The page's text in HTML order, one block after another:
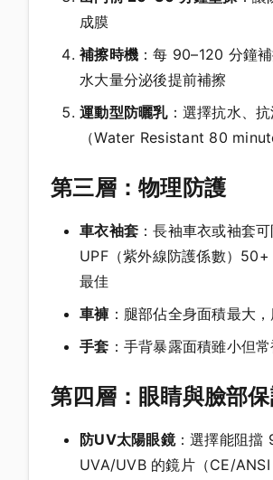
成膜
補擦時機 ：每 90–120 分鐘
水大量分泌後提前補擦
運動型防曬乳：選擇抗水、
（Water Resistant 80
第三層：物理防護
車衣袖套 ：長袖車衣或袖套可
UPF（紫外線防護係數）
最佳
車褲 ：腿部佔全身面積最大
手套 ：手背暴露面積雖小但
第四層：眼睛與臉部
防UV太陽眼鏡：選擇能阻擋
UVA/UVB 的鏡片（CE/ANSI